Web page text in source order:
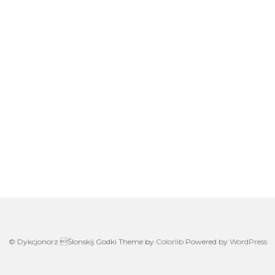
© Dykcjonorz Ślonskij Godki Theme by ColorlibPowered by WordPress